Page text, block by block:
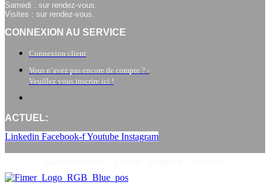
Samedi : sur rendez-vous.
Visites : sur rendez-vous.
CONNEXION AU SERVICE
Connexion client
Vous n’avez pas encore de compte ? -
Veuillez vous inscrire ici !
ACTUEL:
Linkedin Facebook-fYoutube Instagram